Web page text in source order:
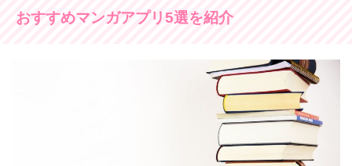
おすすめマンガアプリ5選を紹介